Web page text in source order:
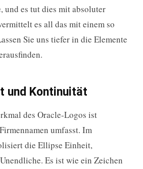
und es tut dies mit absoluter
es all das mit einem so
Sie uns tiefer in die Elemente
und Kontinuität
des Oracle-Logos ist
umfasst. Im
die Ellipse Einheit,
Es ist wie ein Zeichen